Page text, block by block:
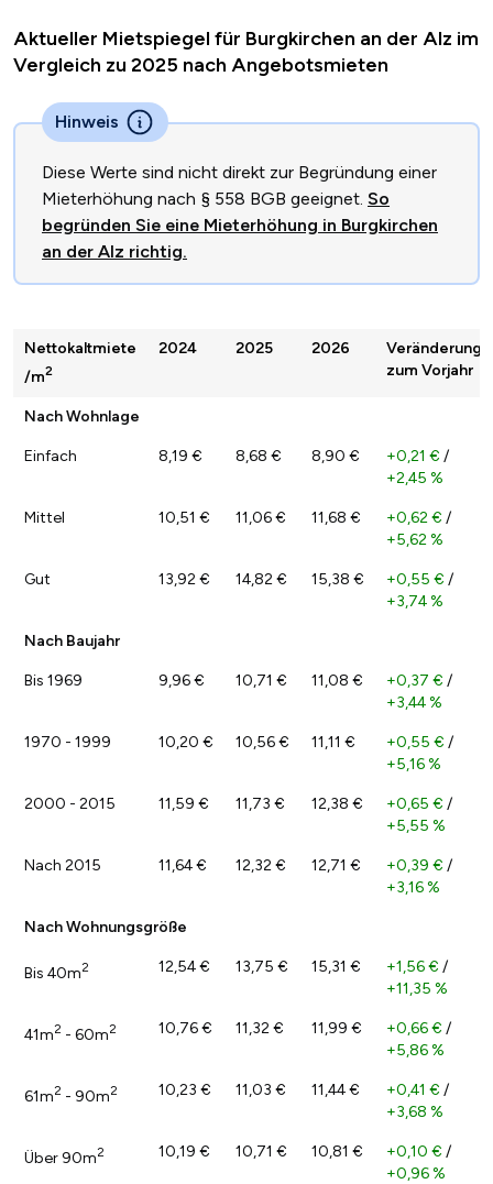
Aktueller Mietspiegel für Burgkirchen an der Alz im
Vergleich zu 2025 nach Angebotsmieten
Hinweis
Diese Werte sind nicht direkt zur Begründung einer
Mieterhöhung nach § 558 BGB geeignet. So
begründen Sie eine Mieterhöhung in Burgkirchen
an der Alz richtig.
Nettokaltmiete
/m2
2024 2025 2026
Veränderung
zum Vorjahr
Nach Wohnlage
Einfach 8,19 € 8,68 € 8,90 € +0,21 € /
+2,45 %
Mittel 10,51 € 11,06 € 11,68 € +0,62 € /
+5,62 %
Gut 13,92 € 14,82 € 15,38 € +0,55 € /
+3,74 %
Nach Baujahr
Bis 1969 9,96 € 10,71 € 11,08 € +0,37 € /
+3,44 %
1970 - 1999 10,20 € 10,56 € 11,11 € +0,55 € /
+5,16 %
2000 - 2015 11,59 € 11,73 € 12,38 € +0,65 € /
+5,55 %
Nach 2015 11,64 € 12,32 € 12,71 € +0,39 € /
+3,16 %
Nach Wohnungsgröße
Bis 40m2 12,54 € 13,75 € 15,31 € +1,56 € /
+11,35 %
41m2 - 60m2 10,76 € 11,32 € 11,99 € +0,66 € /
+5,86 %
61m2 - 90m2 10,23 € 11,03 € 11,44 € +0,41 € /
+3,68 %
Über 90m2 10,19 € 10,71 € 10,81 € +0,10 € /
+0,96 %